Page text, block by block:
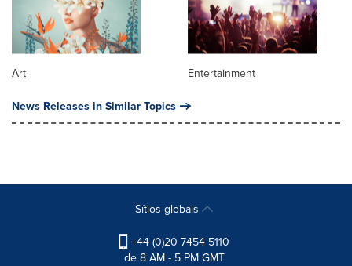
Art Entertainment
News Releases in Similar Topics
Sítios globais
+44 (0)20 7454 5110
de 8 AM - 5 PM GMT